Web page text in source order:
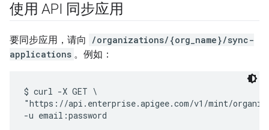
使用 API 同步应用
要同步应用，请向
/organizations/{org_name}/sync-
applications 。例如：
$ curl -X GET \
"https://api.enterprise.apigee.com/v1/mint/